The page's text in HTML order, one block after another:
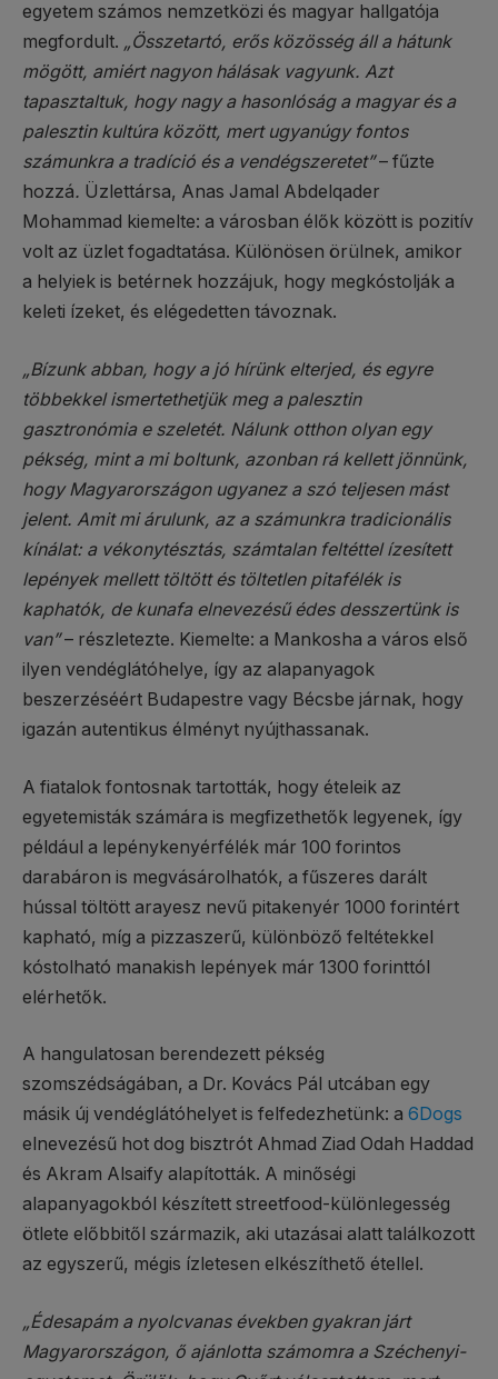
egyetem számos nemzetközi és magyar hallgatója
megfordult. „Összetartó, erős közösség áll a hátunk
mögött, amiért nagyon hálásak vagyunk. Azt
tapasztaltuk, hogy nagy a hasonlóság a magyar és a
palesztin kultúra között, mert ugyanúgy fontos
számunkra a tradíció és a vendégszeretet”– fűzte
hozzá. Üzlettársa, Anas Jamal Abdelqader
Mohammad kiemelte: a városban élők között is pozitív
volt az üzlet fogadtatása. Különösen örülnek, amikor
a helyiek is betérnek hozzájuk, hogy megkóstolják a
keleti ízeket, és elégedetten távoznak.
„Bízunk abban, hogy a jó hírünk elterjed, és egyre
többekkel ismertethetjük meg a palesztin
gasztronómia e szeletét. Nálunk otthon olyan egy
pékség, mint a mi boltunk, azonban rá kellett jönnünk,
hogy Magyarországon ugyanez a szó teljesen mást
jelent. Amit mi árulunk, az a számunkra tradicionális
kínálat: a vékonytésztás, számtalan feltéttel ízesített
lepények mellett töltött és töltetlen pitafélék is
kaphatók, de kunafa elnevezésű édes desszertünk is
van”– részletezte. Kiemelte: a Mankosha a város első
ilyen vendéglátóhelye, így az alapanyagok
beszerzéséért Budapestre vagy Bécsbe járnak, hogy
igazán autentikus élményt nyújthassanak.
A fiatalok fontosnak tartották, hogy ételeik az
egyetemisták számára is megfizethetők legyenek, így
például a lepénykenyérfélék már 100 forintos
darabáron is megvásárolhatók, a fűszeres darált
hússal töltött arayesz nevű pitakenyér 1000 forintért
kapható, míg a pizzaszerű, különböző feltétekkel
kóstolható manakish lepények már 1300 forinttól
elérhetők.
A hangulatosan berendezett pékség
szomszédságában, a Dr. Kovács Pál utcában egy
másik új vendéglátóhelyet is felfedezhetünk: a 6Dogs
elnevezésű hot dog bisztrót Ahmad Ziad Odah Haddad
és Akram Alsaify alapították. A minőségi
alapanyagokból készített streetfood-különlegesség
ötlete előbbitől származik, aki utazásai alatt találkozott
az egyszerű, mégis ízletesen elkészíthető étellel.
„Édesapám a nyolcvanas években gyakran járt
Magyarországon, ő ajánlotta számomra a Széchenyi-